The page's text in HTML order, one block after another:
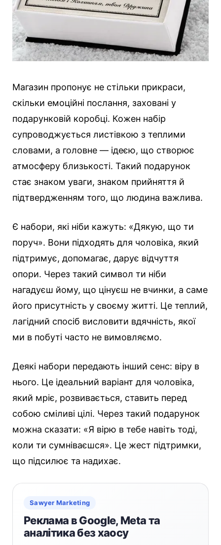
Магазин пропонує не стільки прикраси,
скільки емоційні послання, заховані у
подарунковій коробці. Кожен набір
супроводжується листівкою з теплими
словами, а головне — ідеєю, що створює
атмосферу близькості. Такий подарунок
стає знаком уваги, знаком прийняття й
підтвердженням того, що людина важлива.
Є набори, які ніби кажуть: «Дякую, що ти
поруч». Вони підходять для чоловіка, який
підтримує, допомагає, дарує відчуття
опори. Через такий символ ти ніби
нагадуєш йому, що цінуєш не вчинки, а саме
його присутність у своєму житті. Це теплий,
лагідний спосіб висловити вдячність, якої
ми в побуті часто не вимовляємо.
Деякі набори передають інший сенс: віру в
нього. Це ідеальний варіант для чоловіка,
який мріє, розвивається, ставить перед
собою сміливі цілі. Через такий подарунок
можна сказати: «Я вірю в тебе навіть тоді,
коли ти сумніваєшся». Це жест підтримки,
що підсилює та надихає.
Sawyer Marketing
Реклама в Google, Meta та
аналітика без хаосу